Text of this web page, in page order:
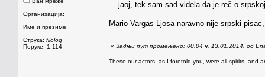
Организација:
Име и презиме:
Струка: filolog
Поруке: 1.114
... jaoj, tek sam sad videla da je reč o
Mario Vargas Ljosa naravno nije srpski
« Задњи пут промењено: 00.04 ч. 13.01.2014. од
These our actors, as I foretold you, were all spirits, and